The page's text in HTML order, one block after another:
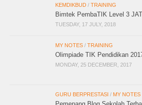
KEMDIKBUD / TRAINING
Bimtek PembaTIK Level 3
TUESDAY, 17 JULY, 2018
MY NOTES / TRAINING
Olimpiade TIK Pendidikan
MONDAY, 25 DECEMBER, 2017
GURU BERPRESTASI / MY NOTES